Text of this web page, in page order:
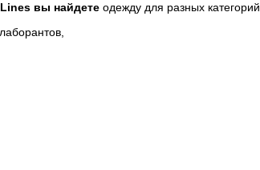
вы найдете одежду для разных категорий